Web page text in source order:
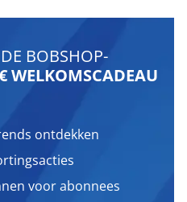
BOBSHOP-
WELKOMSCADEAU
ontdekken
voor abonnees